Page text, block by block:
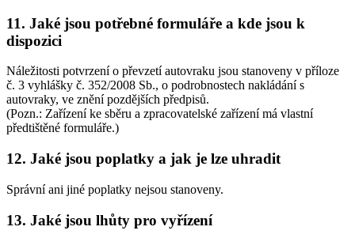
11. Jaké jsou potřebné formuláře a kde jsou k
dispozici
Náležitosti potvrzení o převzetí autovraku jsou stanoveny v příloze
č. 3 vyhlášky č. 352/2008 Sb., o podrobnostech nakládání s
autovraky, ve znění pozdějších předpisů.
(Pozn.: Zařízení ke sběru a zpracovatelské zařízení má vlastní
předtištěné formuláře.)
12. Jaké jsou poplatky a jak je lze uhradit
Správní ani jiné poplatky nejsou stanoveny.
13. Jaké jsou lhůty pro vyřízení